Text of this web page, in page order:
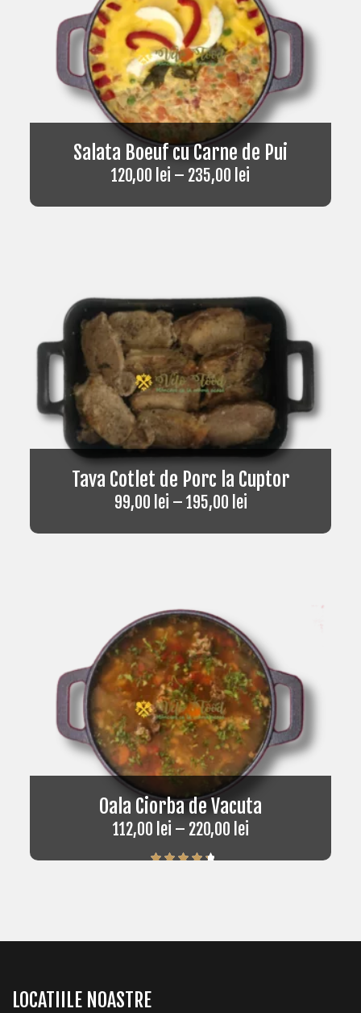
Salata Boeuf cu Carne de Pui
120,00 lei – 235,00 lei
Tava Cotlet de Porc la Cuptor
99,00 lei – 195,00 lei
Oala Ciorba de Vacuta
112,00 lei – 220,00 lei
LOCATIILE NOASTRE